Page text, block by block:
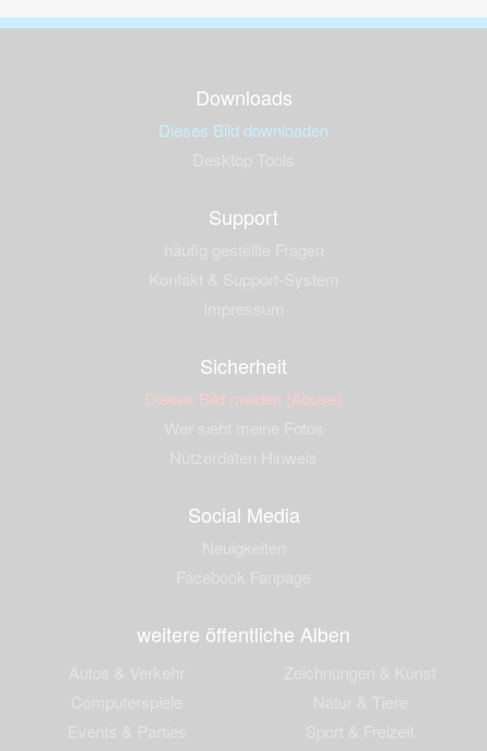
Downloads
Dieses Bild downloaden
Support
Sicherheit
Dieses Bild melden (Abuse)
Social Media
weitere öffentliche Alben